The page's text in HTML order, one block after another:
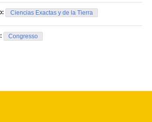
Ciencias Exactas y de la Tierra
Congresso